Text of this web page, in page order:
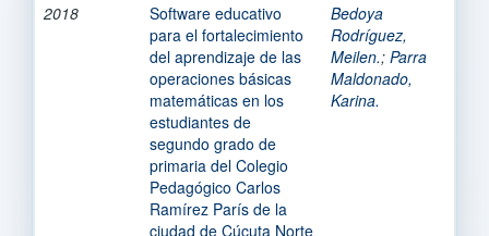
2018
Software educativo
para el fortalecimiento
del aprendizaje de las
operaciones básicas
matemáticas en los
estudiantes de
segundo grado de
primaria del Colegio
Pedagógico Carlos
Ramírez París de la
ciudad de Cúcuta Norte
Bedoya
Rodríguez,
Meilen.; Parra
Maldonado,
Karina.